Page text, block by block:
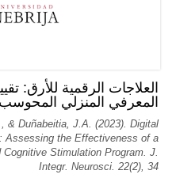
العلاجات الرقمية للأرق:
المعرفي المنزلي المحوسب
& Duñabeitia, J.A. (2023). Digital
Assessing the Effectiveness of a
Stimulation Program. J.
Integr. Neurosci. 22(2), 34